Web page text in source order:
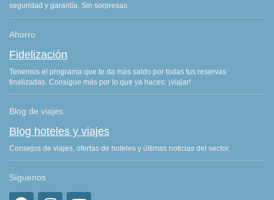
seguridad y garantía. Sin sorpresas.
Ahorro
Fidelización
Tenemos el programa que te da más saldo por todas tus reservas
finalizadas. Consigue más por lo que ya haces: ¡viajar!
Blog de viajes
Blog hoteles y viajes
Consejos de viajes, ofertas de hoteles y últimas noticias del sector.
Síguenos